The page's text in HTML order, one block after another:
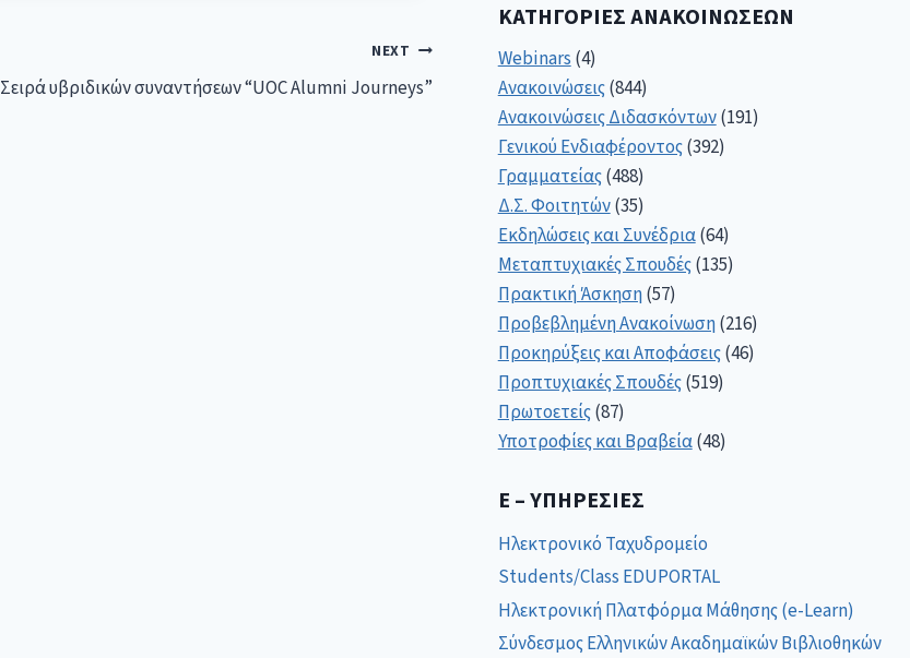
NEXT
Σειρά υβριδικών συναντήσεων “UOC Alumni Journeys”
ΚΑΤΗΓΟΡΊΕΣ ΑΝΑΚΟΙΝΏΣΕΩΝ
Webinars (4)
Ανακοινώσεις(844)
Ανακοινώσεις Διδασκόντων(191)
Γενικού Ενδιαφέροντος(392)
Γραμματείας(488)
Δ.Σ. Φοιτητών(35)
Εκδηλώσεις και Συνέδρια(64)
Μεταπτυχιακές Σπουδές(135)
Πρακτική Άσκηση(57)
Προβεβλημένη Ανακοίνωση(216)
Προκηρύξεις και Αποφάσεις(46)
Προπτυχιακές Σπουδές(519)
Πρωτοετείς(87)
Υποτροφίες και Βραβεία(48)
E – ΥΠΗΡΕΣΊΕΣ
Ηλεκτρονικό Ταχυδρομείο
Students/Class EDUPORTAL
Ηλεκτρονική Πλατφόρμα Μάθησης (e-Learn)
Σύνδεσμος Ελληνικών Ακαδημαϊκών Βιβλιοθηκών